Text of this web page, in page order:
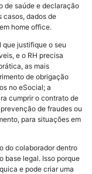
de saúde e declaração
casos, dados de
home office.
que justifique o seu
e o RH precisa
as mais
de obrigação
no eSocial; a
cumprir o contrato de
de fraudes ou
para situações em
do colaborador dentro
base legal. Isso porque
e pode criar uma